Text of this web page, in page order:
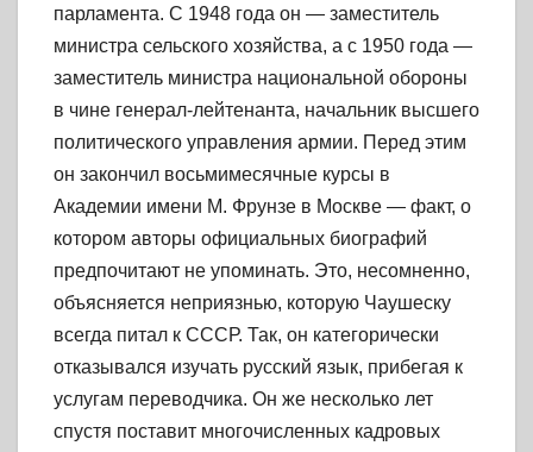
парламента. С 1948 года он — заместитель
министра сельского хозяйства, а с 1950 года —
заместитель министра национальной обороны
в чине генерал-лейтенанта, начальник высшего
политического управления армии. Перед этим
он закончил восьмимесячные курсы в
Академии имени М. Фрунзе в Москве — факт, о
котором авторы официальных биографий
предпочитают не упоминать. Это, несомненно,
объясняется неприязнью, которую Чаушеску
всегда питал к СССР. Так, он категорически
отказывался изучать русский язык, прибегая к
услугам переводчика. Он же несколько лет
спустя поставит многочисленных кадровых